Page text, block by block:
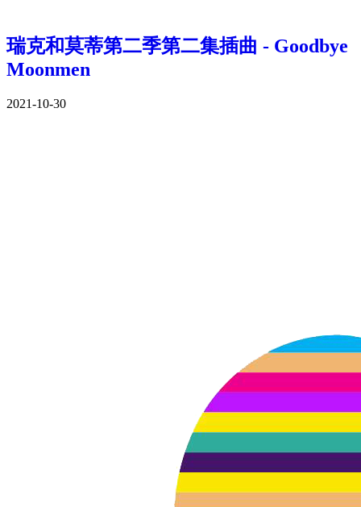
瑞克和莫蒂第二季第二集插曲 - Goodbye
Moonmen
2021-10-30